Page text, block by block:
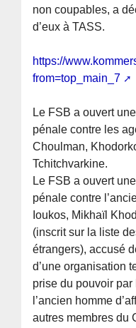
non coupables, a
d’eux à TASS.
https://
from=top_main_7
Le FSB a ouvert
pénale contre les
Choulman,
Tchitchvarkine.
Le FSB a ouvert
pénale contre
Ioukos, Mikhaïl
(inscrit sur la liste
étrangers), accusé
d’une organisation
prise du pouvoir par
l’ancien homme
autres membres du